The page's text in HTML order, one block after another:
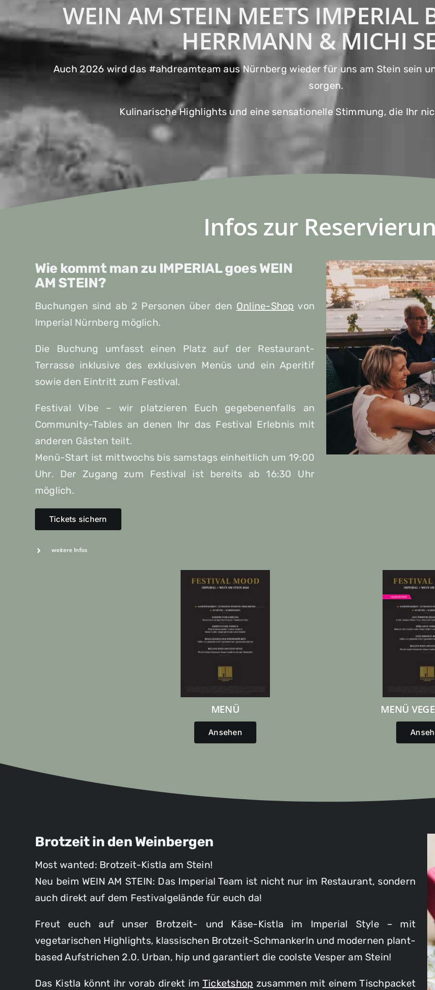
WEIN AM STEIN MEETS IMPERIAL
HERRMANN & MICHI
Auch 2026 wird das #ahdreamteam aus Nürnberg wieder für uns am Stein sein
sorgen.
Kulinarische Highlights und eine sensationelle Stimmung, die Ihr
Infos zur
Wie kommt man zu IMPERIAL goes WEIN
AM STEIN?
Buchungen sind ab 2 Personen über den Online-Shop von
Imperial Nürnberg möglich.
Die Buchung umfasst einen Platz auf der Restaurant-
Terrasse inklusive des exklusiven Menüs und ein Aperitif
sowie den Eintritt zum Festival.
Festival Vibe – wir platzieren Euch gegebenenfalls an
Community-Tables an denen Ihr das Festival Erlebnis mit
anderen Gästen teilt.
Menü-Start ist mittwochs bis samstags einheitlich um 19:00
Uhr. Der Zugang zum Festival ist bereits ab 16:30 Uhr
möglich.
Tickets sichern
weitere Infos
MENÜ
Ansehen
MENÜ
Brotzeit in den Weinbergen
Most wanted: Brotzeit-Kistla am Stein!
Neu beim WEIN AM STEIN: Das Imperial Team ist nicht nur im Restaurant, sondern
auch direkt auf dem Festivalgelände für euch da!
Freut euch auf unser Brotzeit- und Käse-Kistla im Imperial Style – mit
vegetarischen Highlights, klassischen Brotzeit-Schmankerln und modernen plant-
based Aufstrichen 2.0. Urban, hip und garantiert die coolste Vesper am Stein!
Das Kistla könnt ihr vorab direkt im Ticketshop zusammen mit einem Tischpacket